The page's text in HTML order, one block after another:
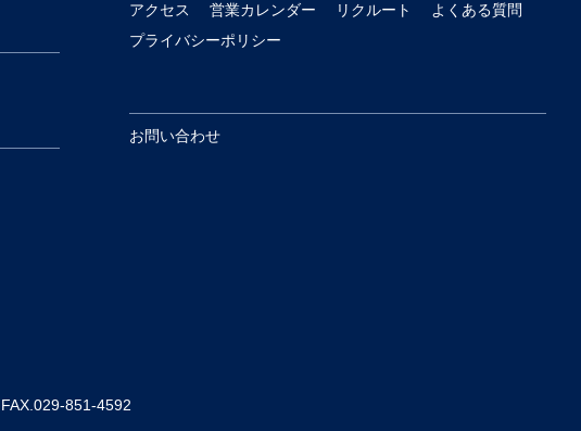
アクセス
営業カレンダー リクルート
よくある質問
プライバシーポリシー
お問い合わせ
FAX.029-851-4592